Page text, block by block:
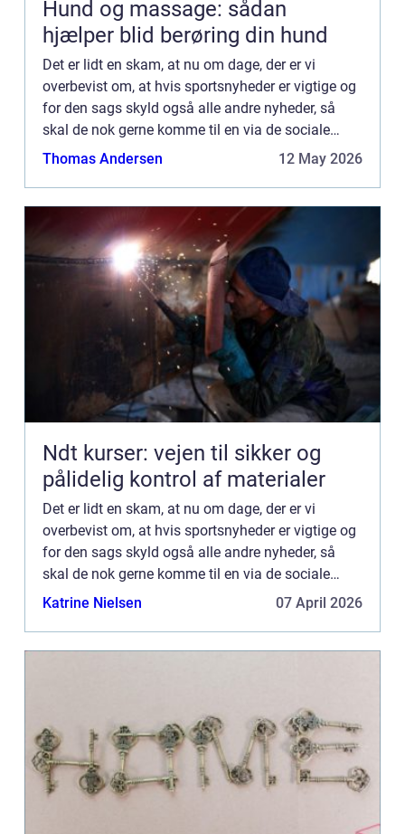
Hund og massage: sådan
hjælper blid berøring din hund
Det er lidt en skam, at nu om dage, der er vi
overbevist om, at hvis sportsnyheder er vigtige og
for den sags skyld også alle andre nyheder, så
skal de nok gerne komme til en via de sociale
medier eller andet, end at man behøver at opsøge
Thomas Andersen 12 May 2026
Ndt kurser: vejen til sikker og
pålidelig kontrol af materialer
Det er lidt en skam, at nu om dage, der er vi
overbevist om, at hvis sportsnyheder er vigtige og
for den sags skyld også alle andre nyheder, så
skal de nok gerne komme til en via de sociale
medier eller andet, end at man behøver at opsøge
Katrine Nielsen 07 April 2026